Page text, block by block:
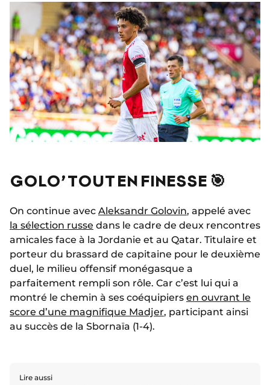
GOLO’ TOUT EN FINESSE 🎯
On continue avec Aleksandr Golovin, appelé avec
la sélection russe dans le cadre de deux rencontres
amicales face à la Jordanie et au Qatar. Titulaire et
porteur du brassard de capitaine pour le deuxième
duel, le milieu offensif monégasque a
parfaitement rempli son rôle. Car c’est lui qui a
montré le chemin à ses coéquipiers en ouvrant le
score d’une magnifique Madjer, participant ainsi
au succès de la Sbornaïa (1-4).
Lire aussi